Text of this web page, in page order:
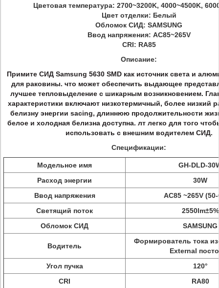
Цветовая температура: 2700~3200K, 4000~4500K,
Цвет отделки: Белый
Обломок СИД: SAMSUNG
Ввод напряжения: AC85~265V
CRI: RA85
Описание:
Примите СИД Samsung 5630 SMD как источник света и
для раковины. что может обеспечить выдающее
лучшее тепловыделение с шикарным возникновением.
характеристики включают низкотермичный, более низкий
белизну энергии sacing, длиннюю продолжительности
белое и холодная белизна доступна. лт легко для того
использовать с внешним водителем СИД.
Спецификации:
Модельное имя
GH-DLD-
Расход энергии
30W
Ввод напряжения
AC85 ~265V
Светящий поток
2550lm±5%
Обломок СИД
SAMSUNG
Водитель
Формирователь тока
External
Угол пучка
120°
CRI
RA80